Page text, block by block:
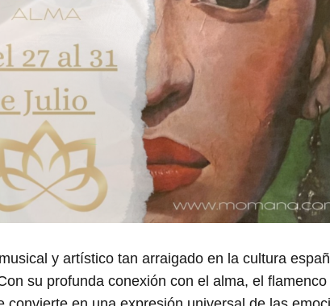
y artístico tan arraigado en la cultura
su profunda conexión con el alma, el